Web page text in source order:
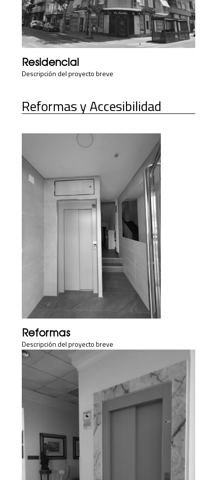
Residencial
Descripción del proyecto breve
Reformas y Accesibilidad
Reformas
Descripción del proyecto breve